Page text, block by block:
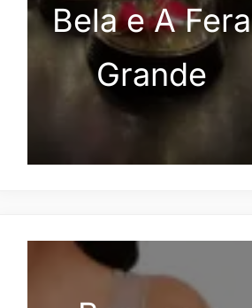
Bela e A Fera
Grande